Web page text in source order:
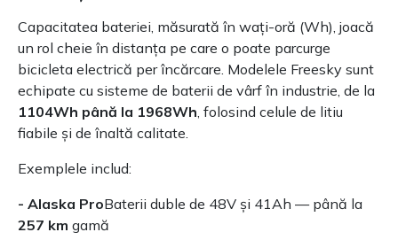
Capacitatea bateriei, măsurată în wați-oră (Wh), joacă
un rol cheie în distanța pe care o poate parcurge
bicicleta electrică per încărcare. Modelele Freesky sunt
echipate cu sisteme de baterii de vârf în industrie, de la
1104Wh până la 1968Wh , folosind celule de litiu
fiabile și de înaltă calitate.
Exemplele includ:
- Alaska ProBaterii duble de 48V și 41Ah — până la
257 km gamă